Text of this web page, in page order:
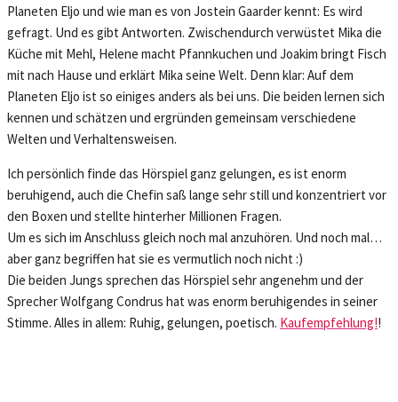
Planeten Eljo und wie man es von Jostein Gaarder kennt: Es wird
gefragt. Und es gibt Antworten. Zwischendurch verwüstet Mika die
Küche mit Mehl, Helene macht Pfannkuchen und Joakim bringt Fisch
mit nach Hause und erklärt Mika seine Welt. Denn klar: Auf dem
Planeten Eljo ist so einiges anders als bei uns. Die beiden lernen sich
kennen und schätzen und ergründen gemeinsam verschiedene
Welten und Verhaltensweisen.
Ich persönlich finde das Hörspiel ganz gelungen, es ist enorm
beruhigend, auch die Chefin saß lange sehr still und konzentriert vor
den Boxen und stellte hinterher Millionen Fragen.
Um es sich im Anschluss gleich noch mal anzuhören. Und noch mal…
aber ganz begriffen hat sie es vermutlich noch nicht :)
Die beiden Jungs sprechen das Hörspiel sehr angenehm und der
Sprecher Wolfgang Condrus hat was enorm beruhigendes in seiner
Stimme. Alles in allem: Ruhig, gelungen, poetisch. Kaufempfehlung!!